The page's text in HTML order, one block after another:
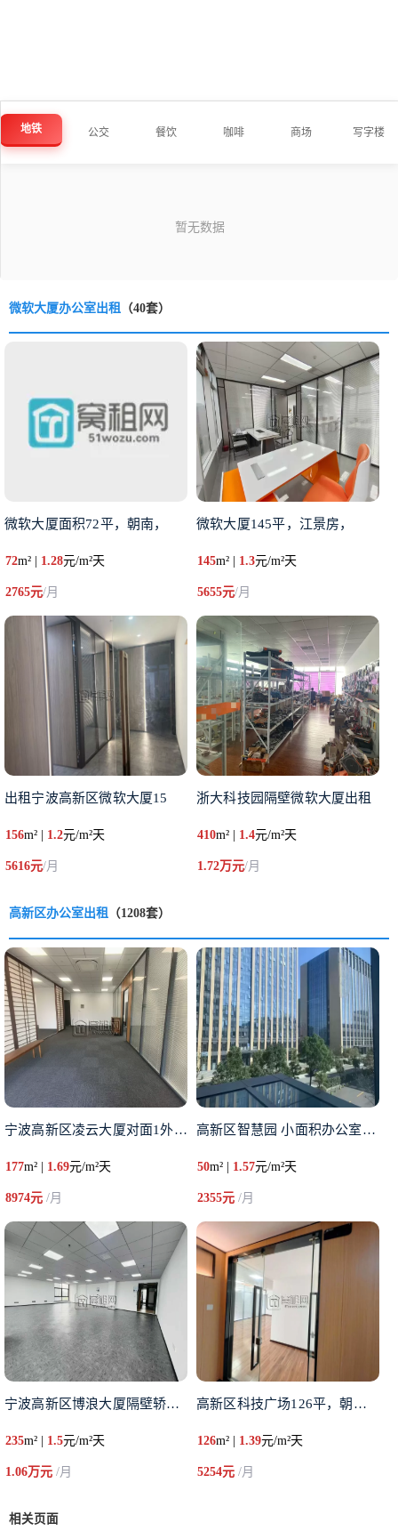
地铁 公交 餐饮 咖啡 商场 写字楼
微软大厦办公室出租 （40套）
微软大厦面积72平，朝南，
72m² | 1.28元/m²天
2765元/月
微软大厦145平，江景房，
145m² | 1.3元/m²天
5655元/月
出租宁波高新区微软大厦15
156m² | 1.2元/m²天
5616元/月
浙大科技园隔壁微软大厦出租
410m² | 1.4元/m²天
1.72万元/月
高新区办公室出租 （1208套）
宁波高新区凌云大厦对面1外经贸
177m² | 1.69元/m²天
8974元 /月
高新区智慧园 小面积办公室出租
50m² | 1.57元/m²天
2355元/月
宁波高新区博浪大厦隔壁轿辰大厦
235m² | 1.5元/m²天
1.06万元 /月
高新区科技广场126平，朝北，
126m² | 1.39元/m²天
5254元/月
相关页面